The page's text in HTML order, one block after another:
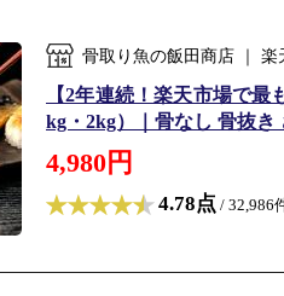
骨取り魚の飯田商店 ｜ 楽
【2年連続！楽天市場で
kg・2kg）｜骨なし 骨抜き
4,980円
4.78点 / 32,986